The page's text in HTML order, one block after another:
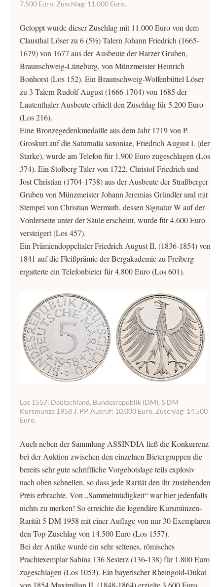
7.500 Euro, Zuschlag: 11.000 Euro.
Getoppt wurde dieser Zuschlag mit 11.000 Euro von dem
Clausthal Löser zu 6 (5½) Talern Johann Friedrich (1665-
1679) von 1677 aus der Ausbeute der Harzer Gruben,
Braunschweig-Lüneburg, von Münzmeister Heinrich
Bonhorst (Los 152). Ein Braunschweig-Wolfenbüttel Löser
zu 3 Talern Rudolf August (1666-1704) von 1685 der
Lautenthaler Ausbeute erhielt den Zuschlag für 5.200 Euro
(Los 216).
Eine Bronzegedenkmedaille aus dem Jahr 1719 von P.
Groskurt auf die Saturnalia saxoniae, Friedrich August I. (der
Starke), wurde am Telefon für 1.900 Euro zugeschlagen (Los
374). Ein Stolberg Taler von 1722, Christof Friedrich und
Jost Christian (1704-1738) aus der Ausbeute der Straßberger
Gruben von Münzmeister Johann Jeremias Gründler und mit
Stempel von Christian Wermuth, dessen Signatur W auf der
Vorderseite unter der Säule erscheint, wurde für 4.600 Euro
versteigert (Los 457).
Ein Prämiendoppeltaler Friedrich August II. (1836-1854) von
1841 auf die Fleißprämie der Bergakademie zu Freiberg
ergatterte ein Telefonbieter für 4.800 Euro (Los 601).
Los 1557: Deutschland, Bundesrepublik (DM), 5 DM
Kursmünze 1958 J. PP. Ausruf: 10.000 Euro, Zuschlag: 14.500
Euro.
Auch neben der Sammlung ASSINDIA ließ die Konkurrenz
bei der Auktion zwischen den einzelnen Bietergruppen die
bereits sehr gute schriftliche Vorgebotslage teils explosiv
nach oben schnellen, so dass jede Rarität den ihr zustehenden
Preis erbrachte. Von „Sammelmüdigkeit“ war hier jedenfalls
nichts zu merken! So erreichte die legendäre Kursmünzen-
Rarität 5 DM 1958 mit einer Auflage von nur 30 Exemplaren
den Top-Zuschlag von 14.500 Euro (Los 1557).
Bei der Antike wurde ein sehr seltenes, römisches
Prachtexemplar Sabina 136 Sesterz (136-138) für 1.800 Euro
zugeschlagen (Los 1053). Ein bayerischer Rheingold-Dukat
von 1854 Maximilian II. (1848-1864) erzielte 3.600 Euro